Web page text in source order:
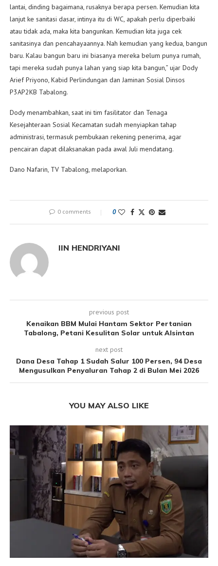
lantai, dinding bagaimana, rusaknya berapa persen. Kemudian kita
lanjut ke sanitasi dasar, intinya itu di WC, apakah perlu diperbaiki
atau tidak ada, maka kita bangunkan. Kemudian kita juga cek
sanitasinya dan pencahayaannya. Nah kemudian yang kedua, bangun
baru. Kalau bangun baru ini biasanya mereka belum punya rumah,
tapi mereka sudah punya lahan yang siap kita bangun,” ujar Dody
Arief Priyono, Kabid Perlindungan dan Jaminan Sosial Dinsos
P3AP2KB Tabalong.
Dody menambahkan, saat ini tim fasilitator dan Tenaga
Kesejahteraan Sosial Kecamatan sudah menyiapkan tahap
administrasi, termasuk pembukaan rekening penerima, agar
pencairan dapat dilaksanakan pada awal Juli mendatang.
Dano Nafarin, TV Tabalong, melaporkan.
0 comments 0
IIN HENDRIYANI
previous post
Kenaikan BBM Mulai Hantam Sektor Pertanian
Tabalong, Petani Kesulitan Solar untuk Alsintan
next post
Dana Desa Tahap 1 Sudah Salur 100 Persen, 94 Desa
Mengusulkan Penyaluran Tahap 2 di Bulan Mei 2026
YOU MAY ALSO LIKE